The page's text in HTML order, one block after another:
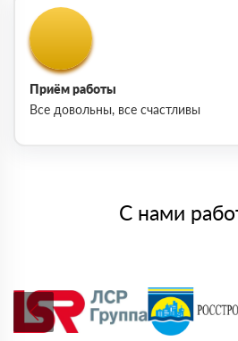
Приём работы
Все довольны, все счастливы
С нами